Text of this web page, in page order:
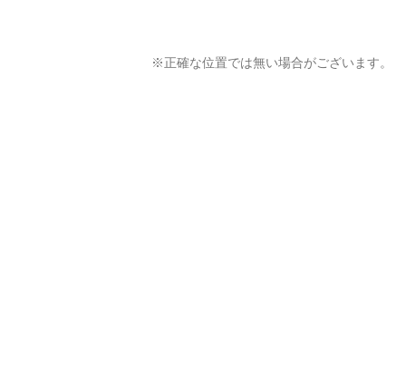
※正確な位置では無い場合がございます。